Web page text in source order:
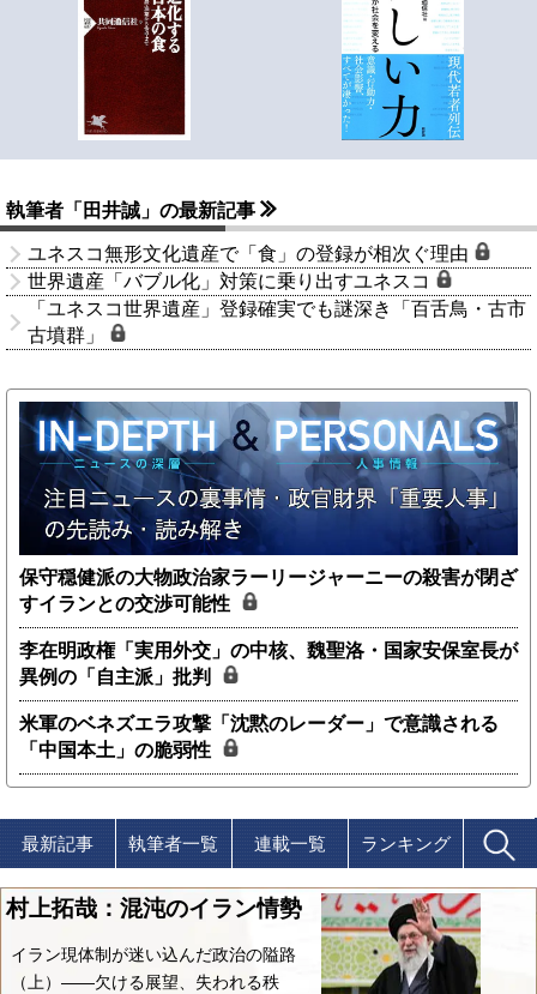
執筆者「田井誠」の最新記事
ユネスコ無形文化遺産で「食」の登録が相次ぐ理由
世界遺産「バブル化」対策に乗り出すユネスコ
「ユネスコ世界遺産」登録確実でも謎深き「百舌鳥・古市
古墳群」
保守穏健派の大物政治家ラーリージャーニーの殺害が閉ざ
すイランとの交渉可能性
李在明政権「実用外交」の中核、魏聖洛・国家安保室長が
異例の「自主派」批判
米軍のベネズエラ攻撃「沈黙のレーダー」で意識される
「中国本土」の脆弱性
最新記事 執筆者一覧 連載一覧 ランキング
村上拓哉：混沌のイラン情勢
イラン現体制が迷い込んだ政治の隘路
（上）――欠ける展望、失われる秩